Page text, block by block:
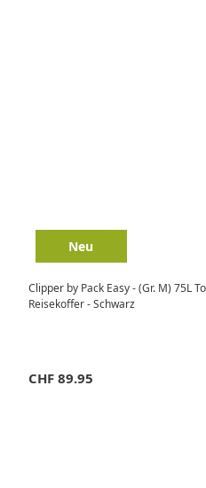
Neu
Clipper by Pack Easy - (Gr. M) 75L
Reisekoffer - Schwarz
CHF 89.95